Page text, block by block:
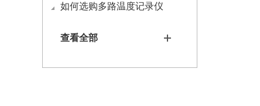
如何选购多路温度记录仪
查看全部